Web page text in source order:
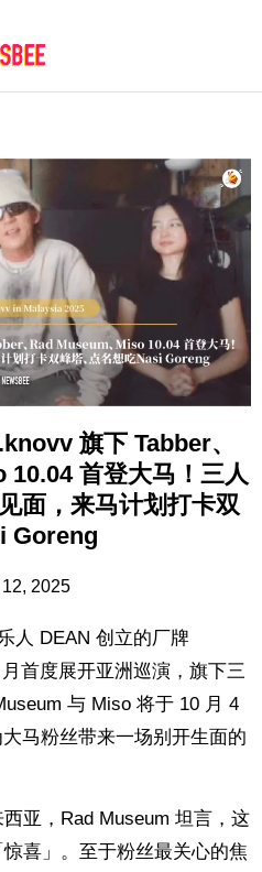
旗下 Tabber、
首登大马！三人
面，来马计划打卡双
Goreng
2025
人 DEAN 创立的厂牌
首度展开亚洲巡演，旗下三
与 Miso 将于 10 月 4
马粉丝带来一场别开生面的
亚，Rad Museum 坦言，这
喜」。至于粉丝最关心的焦